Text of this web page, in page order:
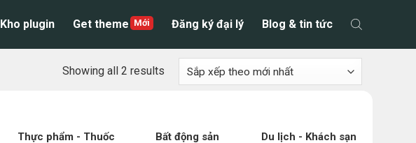
Kho plugin Get theme Đăng ký đại lý Blog & tin tức
Showing all 2 results
Thực phẩm - Thuốc Bất động sản Du lịch - Khách sạn